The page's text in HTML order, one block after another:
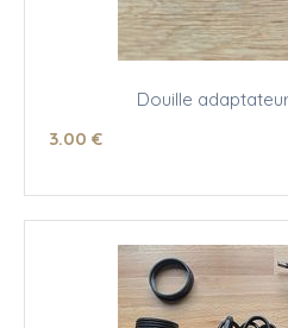
Douille
3.00 €